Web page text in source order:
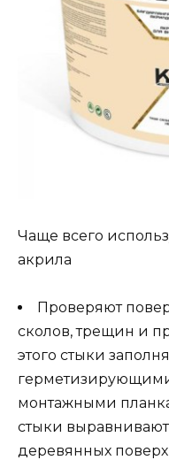
Чаще всего
акрила
Проверяют
сколов, трещин и
этого стыки
монтажными
стыки
деревянных